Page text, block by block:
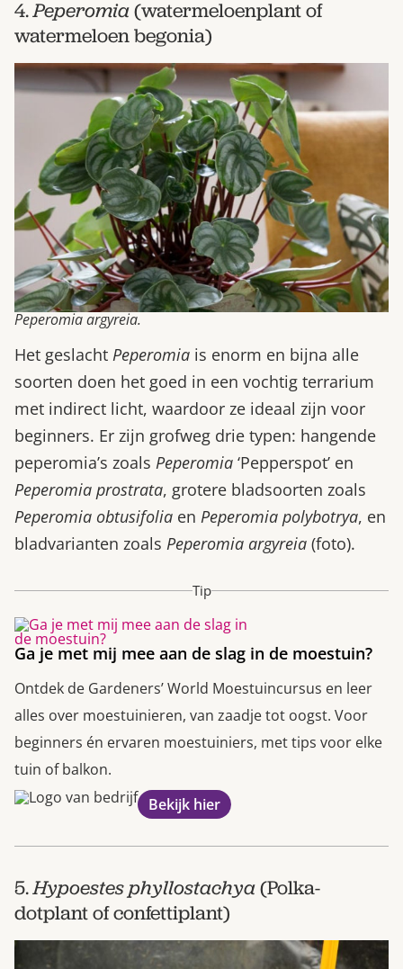
4.Peperomia(watermeloenplant of
watermeloen begonia)
Peperomia argyreia.
Het geslacht Peperomia is enorm en bijna alle
soorten doen het goed in een vochtig terrarium
met indirect licht, waardoor ze ideaal zijn voor
beginners. Er zijn grofweg drie typen: hangende
peperomia’s zoals Peperomia ‘Pepperspot’ en
Peperomia prostrata, grotere bladsoorten zoals
Peperomia obtusifolia en Peperomia polybotrya, en
bladvarianten zoals Peperomia argyreia (foto).
Tip
Ga je met mij mee aan de slag in de moestuin?
Ontdek de Gardeners’ World Moestuincursus en leer
alles over moestuinieren, van zaadje tot oogst. Voor
beginners én ervaren moestuiniers, met tips voor elke
tuin of balkon.
Bekijk hier
5.Hypoestesphyllostachya(Polka-
dotplant of confettiplant)